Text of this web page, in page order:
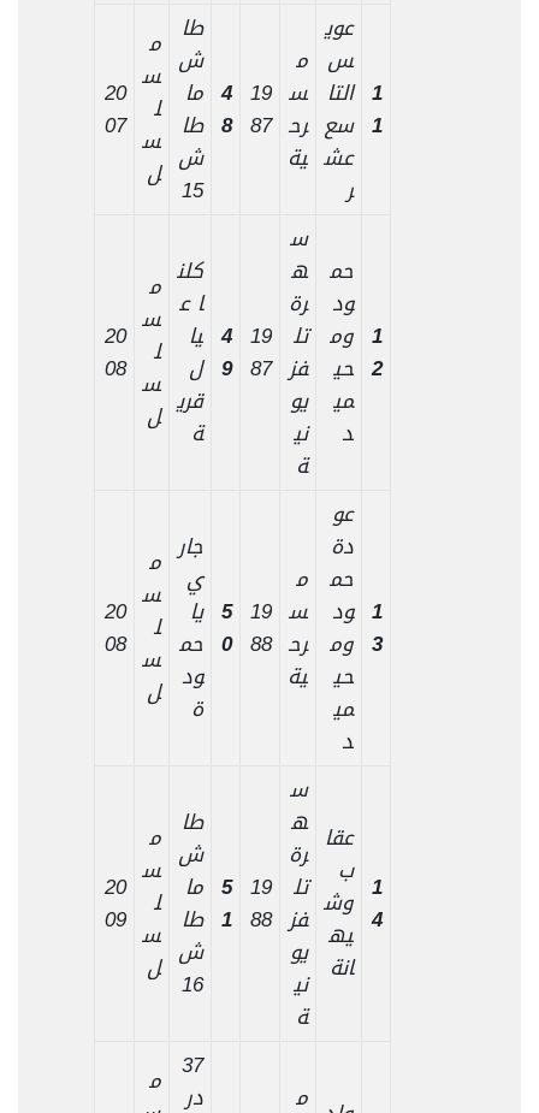
1
1
عوي
س
التا
سع
عش
ر
م
س
رح
ية
19
87
4
8
طا
ش
ما
طا
ش
15
م
س
ل
س
ل
20
07
1
2
حم
ود
وم
حي
مي
د
س
ه
رة
تل
فز
يو
ني
ة
19
87
4
9
كلن
ا ع
يا
ل
قري
ة
م
س
ل
س
ل
20
08
1
3
عو
دة
حم
ود
وم
حي
مي
د
م
س
رح
ية
19
88
5
0
جار
ي
يا
حم
ود
ة
م
س
ل
س
ل
20
08
1
4
عقا
ب
وش
يه
انة
س
ه
رة
تل
فز
يو
ني
ة
19
88
5
1
طا
ش
ما
طا
ش
16
م
س
ل
س
ل
20
09
م
37
در
م